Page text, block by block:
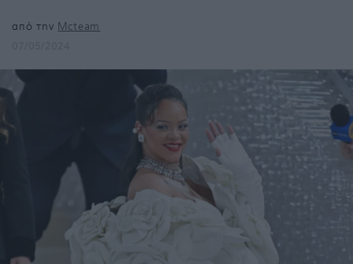
από την Mcteam